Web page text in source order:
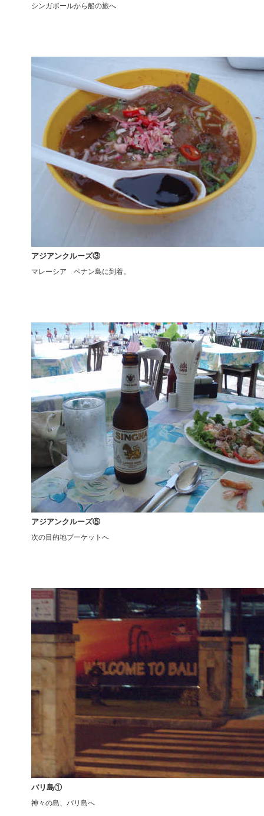
シンガポールから船の旅へ
アジアンクルーズ③
マレーシア ペナン島に到着。
アジアンクルーズ⑤
次の目的地プーケットへ
バリ島①
神々の島、バリ島へ